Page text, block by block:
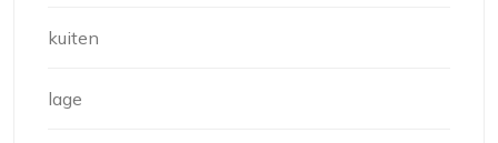
kuiten
lage